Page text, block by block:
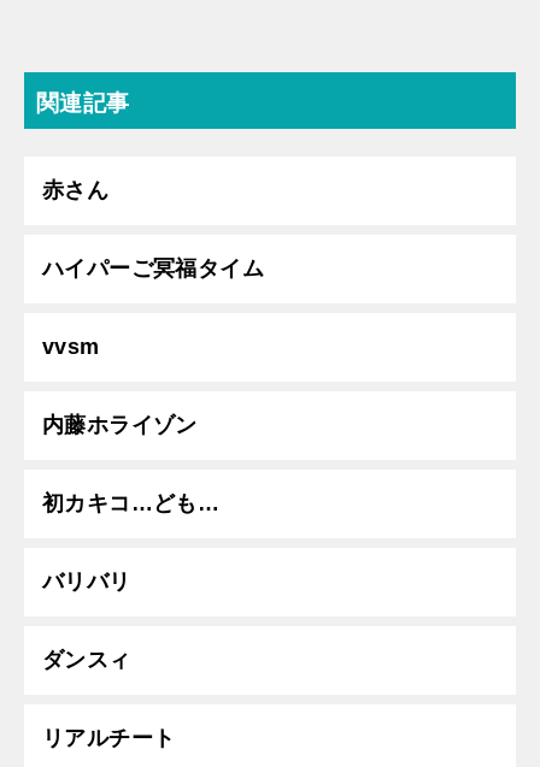
関連記事
赤さん
ハイパーご冥福タイム
vvsm
内藤ホライゾン
初カキコ…ども…
バリバリ
ダンスィ
リアルチート